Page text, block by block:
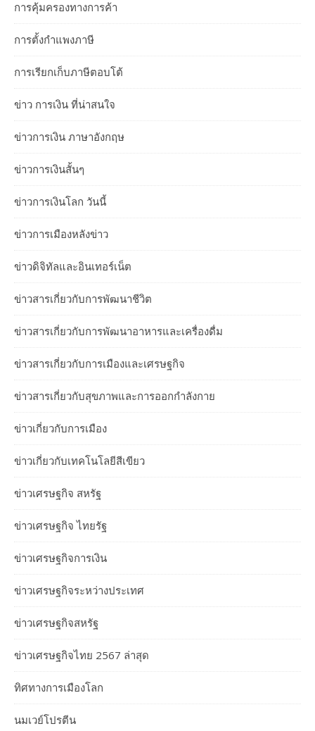
การคุ้มครองทางการค้า
การตั้งกำแพงภาษี
การเรียกเก็บภาษีตอบโต้
ข่าว การเงิน ที่น่าสนใจ
ข่าวการเงิน ภาษาอังกฤษ
ข่าวการเงินสั้นๆ
ข่าวการเงินโลก วันนี้
ข่าวการเมืองหลังข่าว
ข่าวดิจิทัลและอินเทอร์เน็ต
ข่าวสารเกี่ยวกับการพัฒนาชีวิต
ข่าวสารเกี่ยวกับการพัฒนาอาหารและเครื่องดื่ม
ข่าวสารเกี่ยวกับการเมืองและเศรษฐกิจ
ข่าวสารเกี่ยวกับสุขภาพและการออกกำลังกาย
ข่าวเกี่ยวกับการเมือง
ข่าวเกี่ยวกับเทคโนโลยีสีเขียว
ข่าวเศรษฐกิจ สหรัฐ
ข่าวเศรษฐกิจ ไทยรัฐ
ข่าวเศรษฐกิจการเงิน
ข่าวเศรษฐกิจระหว่างประเทศ
ข่าวเศรษฐกิจสหรัฐ
ข่าวเศรษฐกิจไทย 2567 ล่าสุด
ทิศทางการเมืองโลก
นมเวย์โปรตีน